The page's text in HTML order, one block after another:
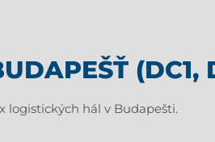
(DC1,
logistických hál v Budapešti.